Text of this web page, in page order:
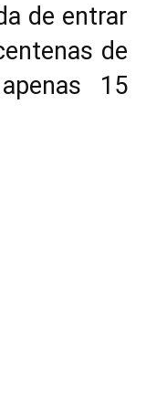
de entrar
de
15